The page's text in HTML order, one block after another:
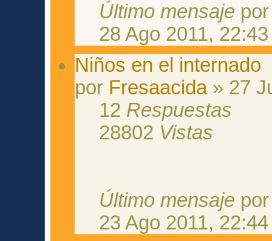
Último mensaje
28 Ago 2011, 22:43
Niños en el internado
por Fresaacida» 27
12 Respuestas
28802 Vistas
Último mensaje
23 Ago 2011, 22:44